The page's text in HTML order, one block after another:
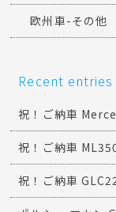
欧州車-その他
Recent entries
祝！ご納車
祝！ご納車
祝！ご納車